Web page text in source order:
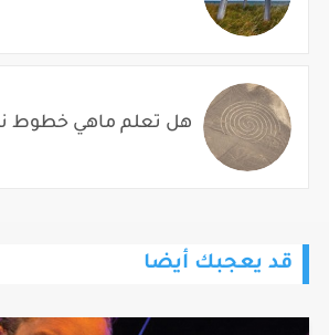
هل تعلم ماهي خطوط
قد يعجبك أيضا